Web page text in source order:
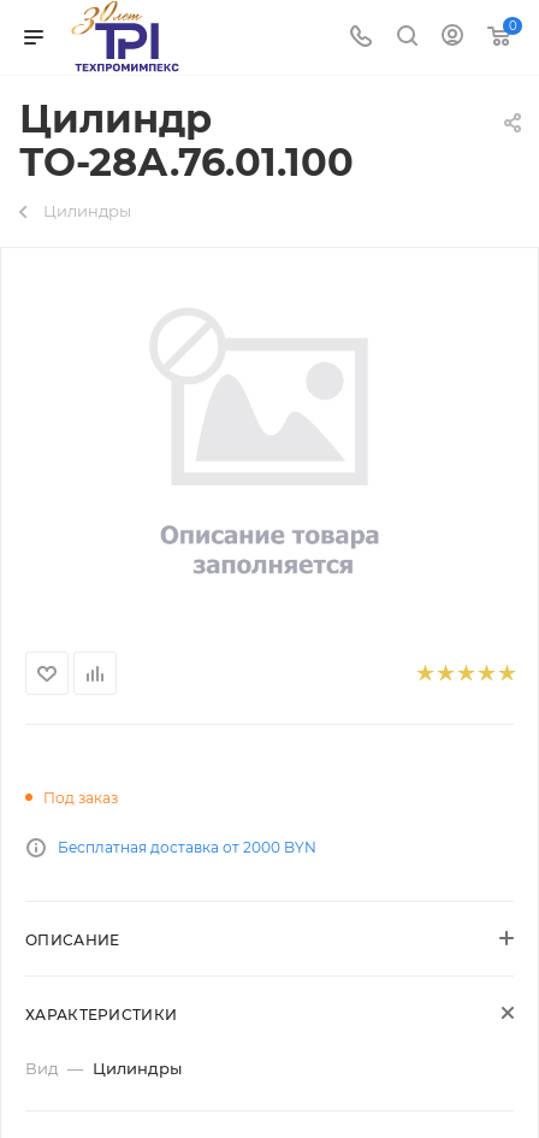
0
Цилиндр
ТО-28А.76.01.100
Цилиндры
Под заказ
Бесплатная доставка от 2000 BYN
ОПИСАНИЕ
ХАРАКТЕРИСТИКИ
Вид — Цилиндры